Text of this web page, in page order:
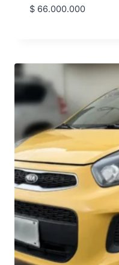
$66.000.000